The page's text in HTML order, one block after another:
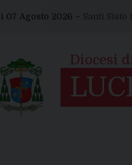
07 Agosto 2026 – Santi Sisto